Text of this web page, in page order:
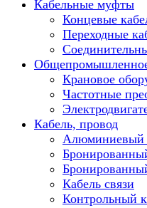
Кабельные муфты
Концевые
Переходные
Крановое
Частотные
Кабель, провод
Алюминиевый
Кабель связи
Контрольный